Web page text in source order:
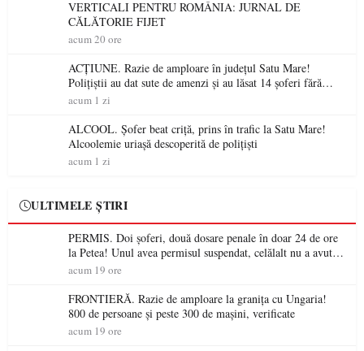
VERTICALI PENTRU ROMÂNIA: JURNAL DE
CĂLĂTORIE FIJET
acum 20 ore
ACȚIUNE. Razie de amploare în județul Satu Mare!
Polițiștii au dat sute de amenzi și au lăsat 14 șoferi fără
permis într-o singură zi
acum 1 zi
ALCOOL. Șofer beat criță, prins în trafic la Satu Mare!
Alcoolemie uriașă descoperită de polițiști
acum 1 zi
ULTIMELE ȘTIRI
PERMIS. Doi șoferi, două dosare penale în doar 24 de ore
la Petea! Unul avea permisul suspendat, celălalt nu a avut
niciodată permis
acum 19 ore
FRONTIERĂ. Razie de amploare la granița cu Ungaria!
800 de persoane și peste 300 de mașini, verificate
acum 19 ore